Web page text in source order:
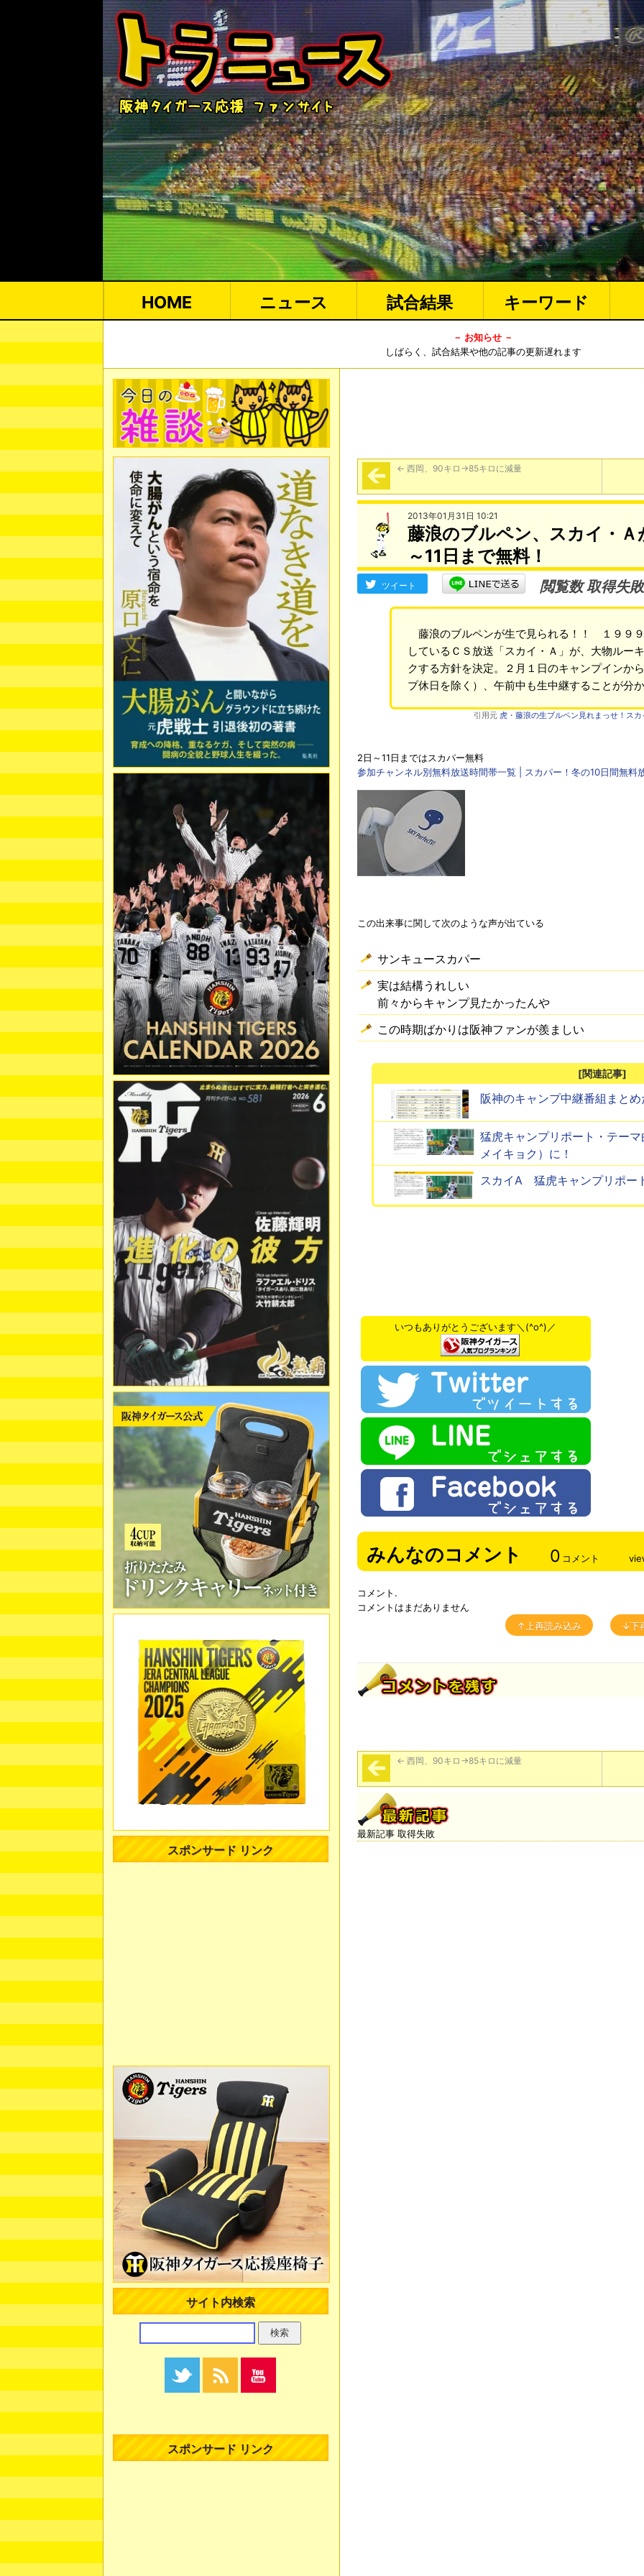
HOME ニュース 試合結果 キーワード
－ お知らせ －
しばらく、試合結果や他の記事の更新遅れます
← 西岡、90キロ→85キロに減量
2013年01月31日 10:21
藤浪のブルペン、スカイ・
～11日まで無料！
ツイート 閲覧数 取得失敗
藤浪のブルペンが生で見られる！！ １９９
しているＣＳ放送「スカイ・Ａ」が、大物ルー
クする方針を決定。２月１日のキャンプインか
プ休日を除く）、午前中も生中継することが分
引用元 虎・藤浪の生ブルペン見れまっせ！ス
2日～11日まではスカパー無料
参加チャンネル別無料放送時間帯一覧 | スカパー！冬の10日間無料
この出来事に関して次のような声が出ている
サンキュースカパー
実は結構うれしい
前々からキャンプ見たかったんや
この時期ばかりは阪神ファンが羨ましい
[関連記事]
阪神のキャンプ中継番組まとめ
猛虎キャンプリポート・テー
メイキョク）に！
スカイA 猛虎キャンプリポー
いつもありがとうございます＼(^o^)／
みんなのコメント 0 コメント
コメント.
コメントはまだありません
↑上再読み込み
↓下
← 西岡、90キロ→85キロに減量
最新記事 取得失敗
スポンサード リンク
サイト内検索
スポンサード リンク